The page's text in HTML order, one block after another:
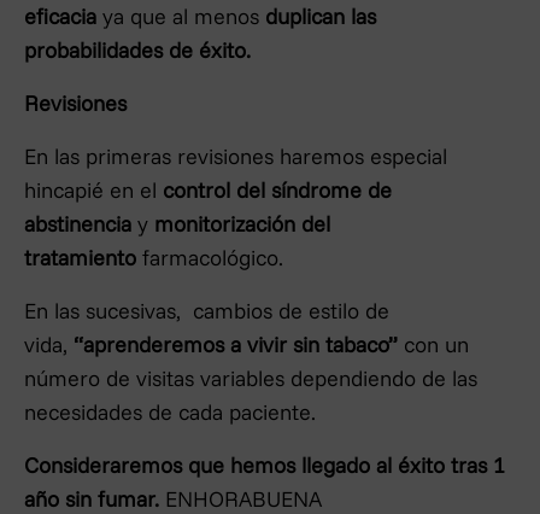
eficacia ya que al menos duplican las
probabilidades de éxito.
Revisiones
En las primeras revisiones haremos especial
hincapié en el control del síndrome de
abstinencia y monitorización del
tratamiento farmacológico.
En las sucesivas, cambios de estilo de
vida, “aprenderemos a vivir sin tabaco” con un
número de visitas variables dependiendo de las
necesidades de cada paciente.
Consideraremos que hemos llegado al éxito tras 1
año sin fumar. ENHORABUENA